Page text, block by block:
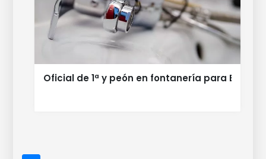
Oficial de 1ª y peón en fontanería para